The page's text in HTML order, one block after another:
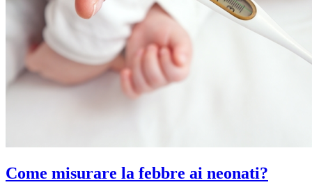
Come misurare la febbre ai neonati?